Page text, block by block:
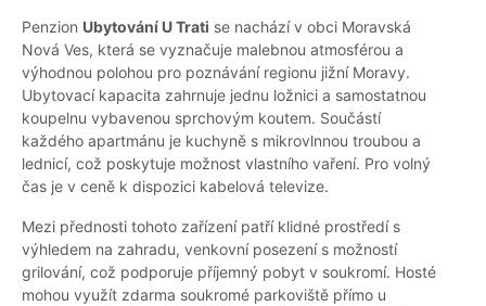
Penzion Ubytování U Trati se nachází v obci Moravská
Nová Ves, která se vyznačuje malebnou atmosférou a
výhodnou polohou pro poznávání regionu jižní Moravy.
Ubytovací kapacita zahrnuje jednu ložnici a samostatnou
koupelnu vybavenou sprchovým koutem. Součástí
každého apartmánu je kuchyně s mikrovlnnou troubou a
lednicí, což poskytuje možnost vlastního vaření. Pro volný
čas je v ceně k dispozici kabelová televize.
Mezi přednosti tohoto zařízení patří klidné prostředí s
výhledem na zahradu, venkovní posezení s možností
grilování, což podporuje příjemný pobyt v soukromí. Hosté
mohou využít zdarma soukromé parkoviště přímo u